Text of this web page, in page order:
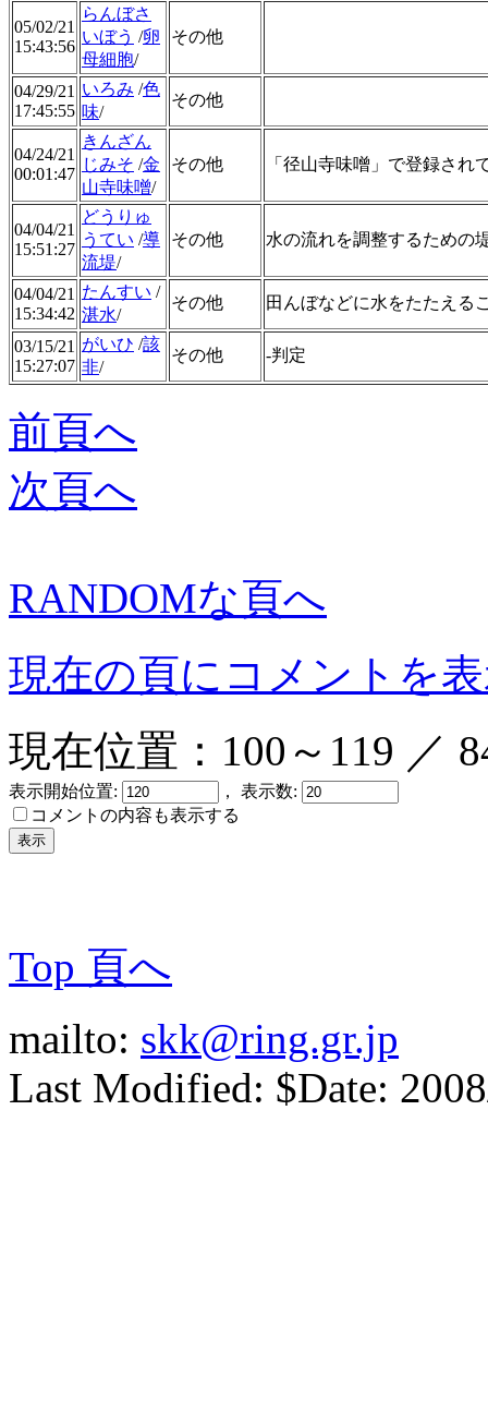
05/02/21
15:43:56
らんぼさ
いぼう /卵
母細胞/
その他
04/29/21
17:45:55
いろみ /色
味/
その他
04/24/21
00:01:47
きんざん
じみそ /金
山寺味噌/
その他 「径山寺味噌」で登録さ
04/04/21
15:51:27
どうりゅ
うてい /導
流堤/
その他 水の流れを調整するための
04/04/21
15:34:42
たんすい /
湛水/
その他 田んぼなどに水をたたえる
03/15/21
15:27:07
がいひ /該
非/
その他 -判定
前頁へ
次頁へ
RANDOMな頁へ
現在の頁にコメントを
現在位置：100～119 ／
表示開始位置:
， 表示数:
コメントの内容も表示する
Top 頁へ
mailto: skk@ring.gr.jp
Last Modified: $Date: